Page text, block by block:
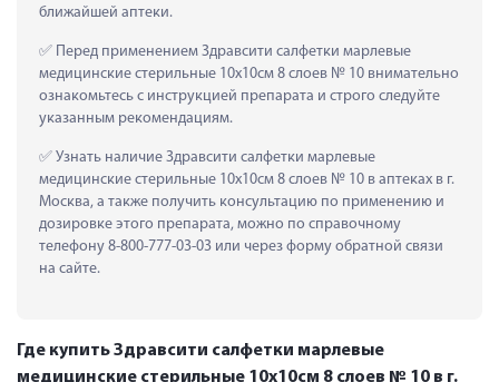
ближайшей аптеки.
Перед применением Здравсити салфетки марлевые
медицинские стерильные 10х10см 8 слоев № 10 внимательно
ознакомьтесь с инструкцией препарата и строго следуйте
указанным рекомендациям.
Узнать наличие Здравсити салфетки марлевые
медицинские стерильные 10х10см 8 слоев № 10 в аптеках в г.
Москва, а также получить консультацию по применению и
дозировке этого препарата, можно по справочному
телефону 8-800-777-03-03 или через форму обратной связи
на сайте.
Где купить Здравсити салфетки марлевые
медицинские стерильные 10х10см 8 слоев № 10 в г.